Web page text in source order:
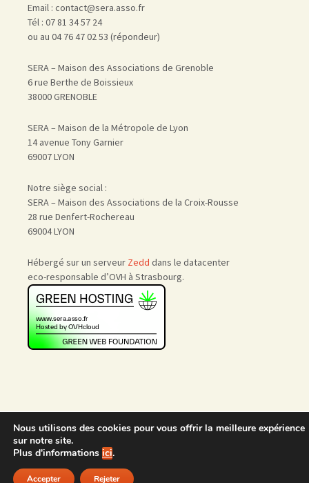
Email : contact@sera.asso.fr
Tél : 07 81 34 57 24
ou au 04 76 47 02 53 (répondeur)
SERA – Maison des Associations de Grenoble
6 rue Berthe de Boissieux
38000 GRENOBLE
SERA – Maison de la Métropole de Lyon
14 avenue Tony Garnier
69007 LYON
Notre siège social :
SERA – Maison des Associations de la Croix-Rousse
28 rue Denfert-Rochereau
69004 LYON
Hébergé sur un serveur Zedd dans le datacenter
eco-responsable d’OVH à Strasbourg.
Accueil | Nous rejoindre
Nous utilisons des cookies pour vous offrir la meilleure expérience
sur notre site.
Plus d'informations ici.
Accepter Rejeter